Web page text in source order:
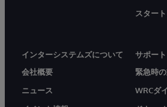
スター
インターシステムズについて
会社概要
ニュース
サポート
緊急時
WRCダ